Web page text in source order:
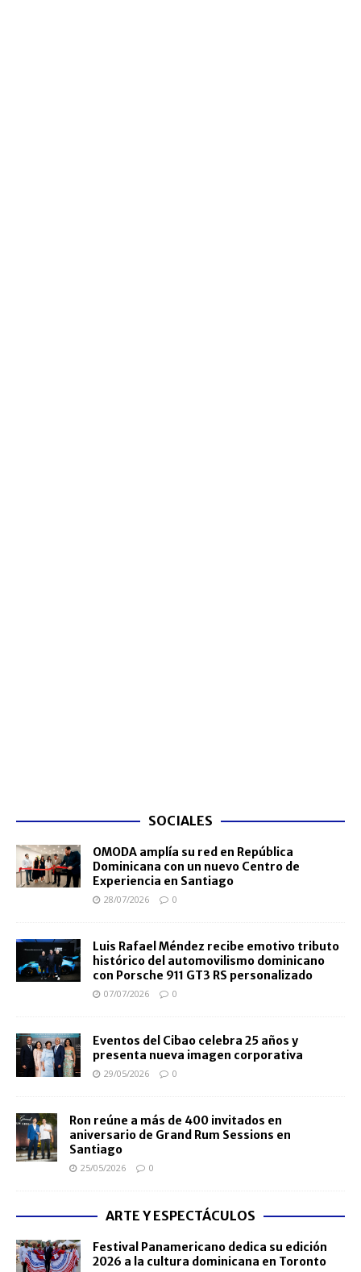
SOCIALES
OMODA amplía su red en República
Dominicana con un nuevo Centro de
Experiencia en Santiago
28/07/2026 0
Luis Rafael Méndez recibe emotivo tributo
histórico del automovilismo dominicano
con Porsche 911 GT3 RS personalizado
07/07/2026 0
Eventos del Cibao celebra 25 años y
presenta nueva imagen corporativa
29/05/2026 0
Ron reúne a más de 400 invitados en
aniversario de Grand Rum Sessions en
Santiago
25/05/2026 0
ARTE Y ESPECTÁCULOS
Festival Panamericano dedica su edición
2026 a la cultura dominicana en Toronto